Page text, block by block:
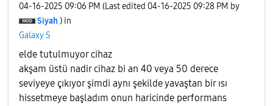
‎04-16-2025 09:06 PM (Last edited ‎04-16-2025 09:28 PM by
Siyah ) in
Galaxy S
elde tutulmuyor cihaz
akşam üstü nadir cihaz bi an 40 veya 50 derece
seviyeye çıkıyor şimdi aynı şekilde yavaştan bir ısı
hissetmeye başladım onun haricinde performans